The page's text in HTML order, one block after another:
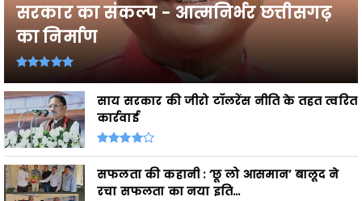
सरकार का संकल्प - आत्मनिर्भर छत्तीसगढ़
का निर्माण
साय सरकार की जीरो टॉलरेंस नीति के तहत त्वरित
कार्रवाई
सफलता की कहानी : ‘छू लो आसमान’ बालूद ने
रचा सफलता का नया इति...